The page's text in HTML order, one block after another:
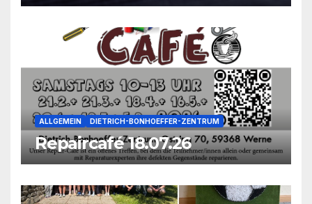
ALLGEMEIN DIETRICH-BONHOEFFER-ZENTRUM
Repaircafé 18.07.26